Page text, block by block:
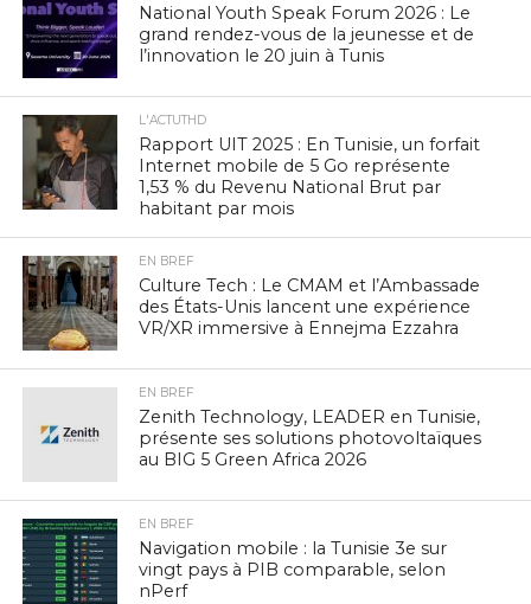
National Youth Speak Forum 2026 : Le
grand rendez-vous de la jeunesse et de
l’innovation le 20 juin à Tunis
L'ACTUTHD
Rapport UIT 2025 : En Tunisie, un forfait
Internet mobile de 5 Go représente
1,53 % du Revenu National Brut par
habitant par mois
EN BREF
Culture Tech : Le CMAM et l’Ambassade
des États-Unis lancent une expérience
VR/XR immersive à Ennejma Ezzahra
EN BREF
Zenith Technology, LEADER en Tunisie,
présente ses solutions photovoltaïques
au BIG 5 Green Africa 2026
EN BREF
Navigation mobile : la Tunisie 3e sur
vingt pays à PIB comparable, selon
nPerf